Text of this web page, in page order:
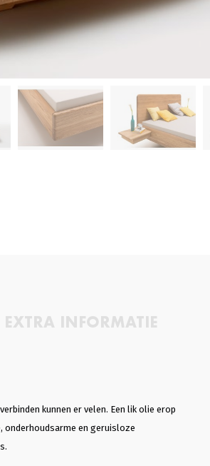
EXTRA INFORMATIE
kunnen er velen. Een lik olie erop
onderhoudsarme en geruisloze